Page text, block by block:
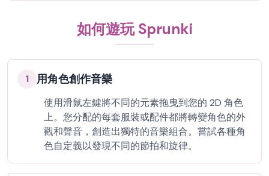
如何遊玩 Sprunki
1 用角色創作音樂
使用滑鼠左鍵將不同的元素拖曳到您的 2D 角色
上。您分配的每套服裝或配件都將轉變角色的外
觀和聲音，創造出獨特的音樂組合。嘗試各種角
色自定義以發現不同的節拍和旋律。